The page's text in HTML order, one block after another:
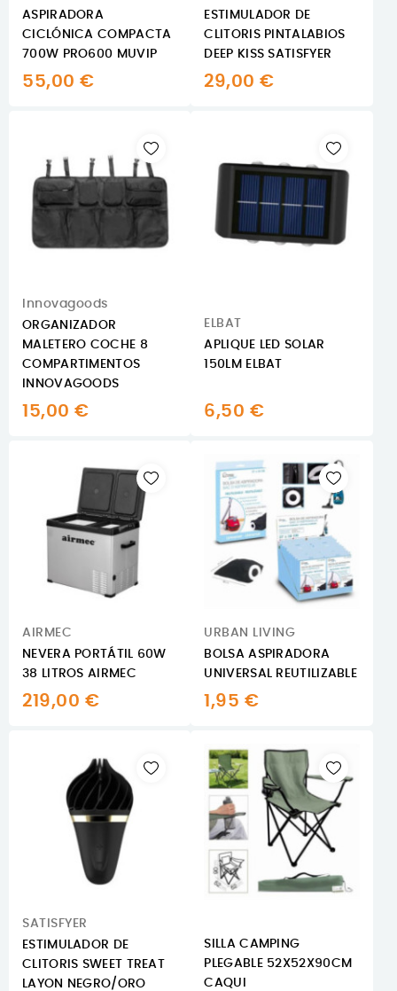
ASPIRADORA
CICLÓNICA COMPACTA
700W PRO600 MUVIP
55,00 €
ESTIMULADOR DE
CLITORIS PINTALABIOS
DEEP KISS SATISFYER
29,00 €
Innovagoods
ORGANIZADOR
MALETERO COCHE 8
COMPARTIMENTOS
INNOVAGOODS
15,00 €
ELBAT
APLIQUE LED SOLAR
150LM ELBAT
6,50 €
AIRMEC
NEVERA PORTÁTIL 60W
38 LITROS AIRMEC
219,00 €
URBAN LIVING
BOLSA ASPIRADORA
UNIVERSAL REUTILIZABLE
1,95 €
SATISFYER
ESTIMULADOR DE
CLITORIS SWEET TREAT
LAYON NEGRO/ORO
SILLA CAMPING
PLEGABLE 52X52X90CM
CAQUI